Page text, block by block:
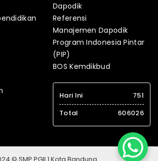
Dapodik
Referensi
Manajemen Dapodik
Program Indonesia Pintar
(PIP)
BOS Kemdikbud
Hari Ini
751
Total
606026